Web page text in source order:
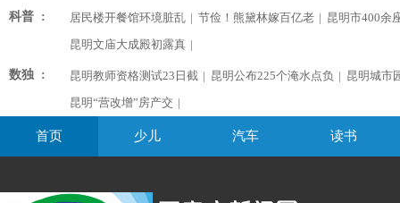
科普 : 居民楼开餐馆环境脏乱 | 节俭！熊黛林嫁百亿老 | 昆明市400余
昆明文庙大成殿初露真 |
数独 : 昆明教师资格测试23日截 | 昆明公布225个淹水点负 | 昆明城市
昆明“营改增”房产交 |
首页 少儿 汽车 读书